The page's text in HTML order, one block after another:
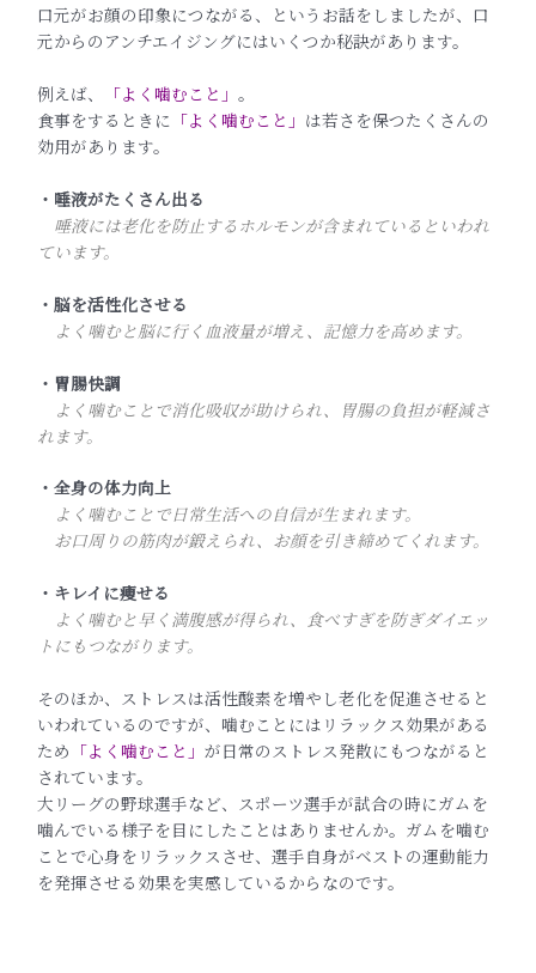
口元がお顔の印象につながる、というお話をしましたが、口
元からのアンチエイジングにはいくつか秘訣があります。
例えば、 「よく噛むこと」。
食事をするときに 「よく噛むこと」 は若さを保つたくさんの
効用があります。
・唾液がたくさん出る
唾液には老化を防止するホルモンが含まれているといわれ
ています。
・脳を活性化させる
よく噛むと脳に行く血液量が増え、記憶力を高めます。
・胃腸快調
よく噛むことで消化吸収が助けられ、胃腸の負担が軽減さ
れます。
・全身の体力向上
よく噛むことで日常生活への自信が生まれます。
お口周りの筋肉が鍛えられ、お顔を引き締めてくれます。
・キレイに痩せる
よく噛むと早く満腹感が得られ、食べすぎを防ぎダイエッ
トにもつながります。
そのほか、ストレスは活性酸素を増やし老化を促進させると
いわれているのですが、噛むことにはリラックス効果がある
ため 「よく噛むこと」が日常のストレス発散にもつながると
されています。
大リーグの野球選手など、スポーツ選手が試合の時にガムを
噛んでいる様子を目にしたことはありませんか。ガムを噛む
ことで心身をリラックスさせ、選手自身がベストの運動能力
を発揮させる効果を実感しているからなのです。